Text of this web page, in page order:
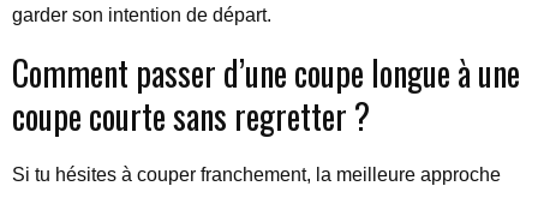
garder son intention de départ.
Comment passer d’une coupe longue à une
coupe courte sans regretter ?
Si tu hésites à couper franchement, la meilleure approche